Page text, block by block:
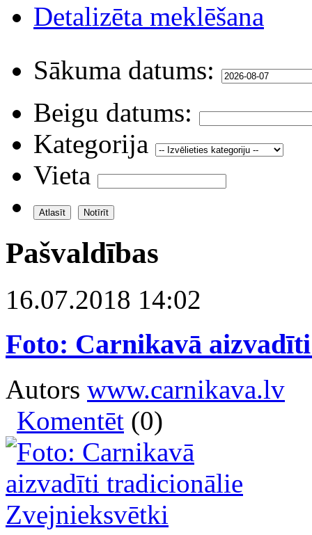
Detalizēta meklēšana
Sākuma datums:
Beigu datums:
Kategorija
Vieta
Pašvaldības
16.07.2018 14:02
Foto: Carnikavā
Autors www.carnikava.lv
Komentēt (0)